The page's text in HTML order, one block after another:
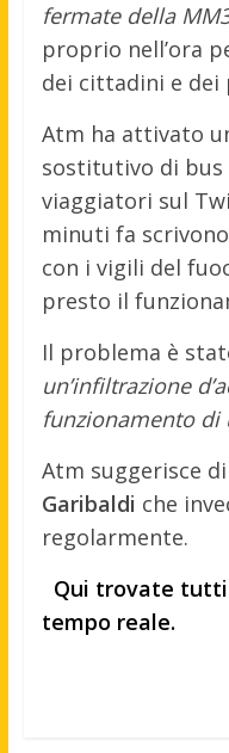
fermate della
proprio nell’ora
dei cittadini e dei
Atm ha attivato
sostitutivo di
viaggiatori sul
minuti fa
con i vigili del
presto il
Il problema è
un’infiltrazione
funzionamento di
Atm suggerisce
Garibaldi che
regolarmente.
Qui trovate
tempo reale.